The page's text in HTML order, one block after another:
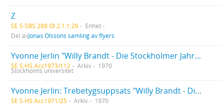
Z
SE S-SBS 288 Ol 2:1:1:29
Enhet
Del avJonas Olssons samling av flyers
Yvonne Jerlin "Willy Brandt - Die Stockholmer Jahre 1940-1945". Trebetygsuppsats i tyska vid Stockholms universitet höstterminen 1970
SE S-HS Acc1973/112 Arkiv 1970
Stockholms universitet
Yvonne Jerlin: Trebetygsuppsats "Willy Brandt - Die Stockholmer Jahre 1940-1945"
SE S-HS Acc1971/25 Arkiv 1970